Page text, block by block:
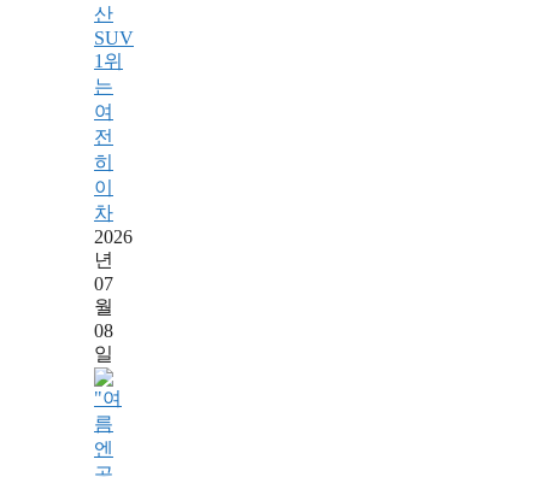
산
SUV
1위
는
여
전
히
이
차
2026
년
07
월
08
일